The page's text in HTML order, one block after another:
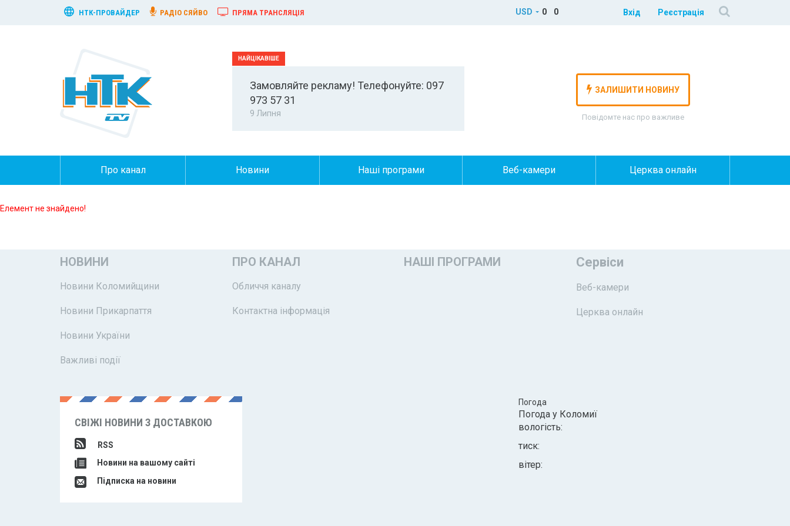
НТК-ПРОВАЙДЕР РАДІО СЯЙВО ПРЯМА ТРАНСЛЯЦІЯ USD 0 0 Вхід Реєстрація
Замовляйте рекламу! Телефонуйте: 097
973 57 31
9 Липня
ЗАЛИШИТИ НОВИНУ
Повідомте нас про важливе
Про канал Новини Наші програми Веб-камери Церква онлайн
Елемент не знайдено!
НОВИНИ
Новини Коломийщини
Новини Прикарпаття
Новини України
Важливі події
ПРО КАНАЛ
Обличчя каналу
Контактна інформація
НАШІ ПРОГРАМИ Сервіси
Веб-камери
Церква онлайн
СВІЖІ НОВИНИ З ДОСТАВКОЮ
RSS
Новини на вашому сайті
Підписка на новини
Погода
Погода у Коломиї
вологість:
тиск:
вітер: